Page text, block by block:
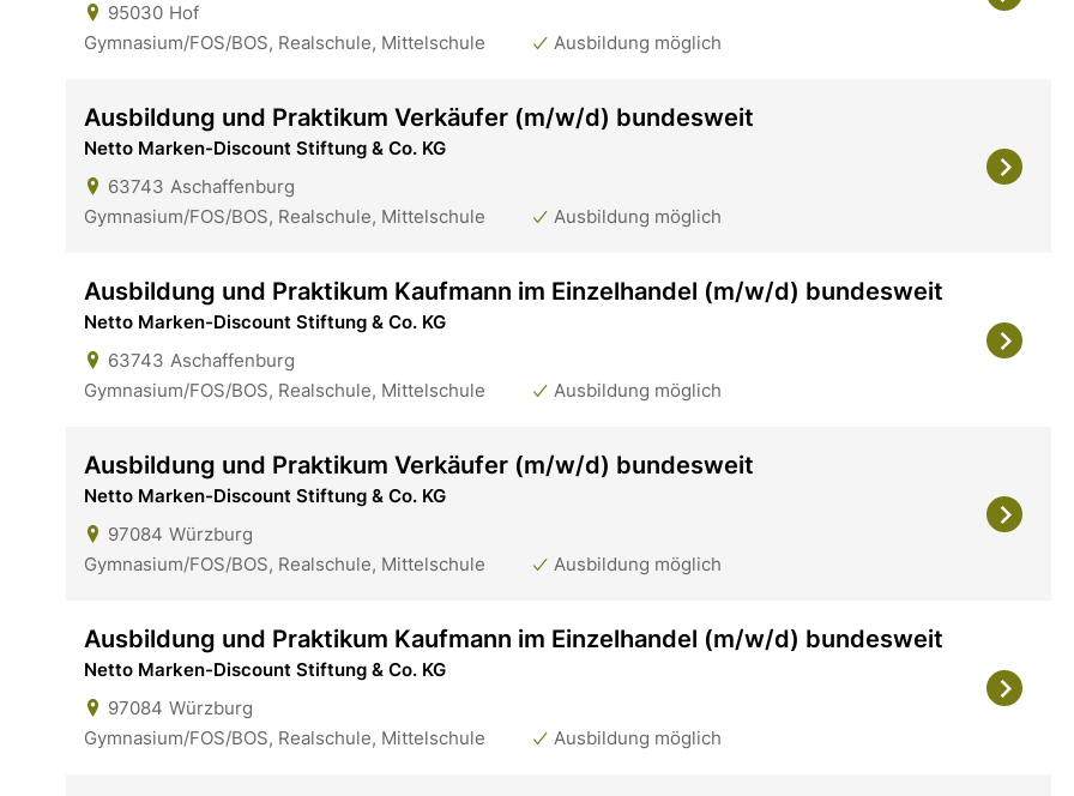
95030 Hof
Gymnasium/FOS/BOS, Realschule, Mittelschule
Ausbildung möglich
Ausbildung und Praktikum Verkäufer (m/w/d) bundesweit
Netto Marken-Discount Stiftung & Co. KG
63743 Aschaffenburg
Gymnasium/FOS/BOS, Realschule, Mittelschule
Ausbildung möglich
Ausbildung und Praktikum Kaufmann im Einzelhandel (m/w/d) bundesweit
Netto Marken-Discount Stiftung & Co. KG
63743 Aschaffenburg
Gymnasium/FOS/BOS, Realschule, Mittelschule
Ausbildung möglich
Ausbildung und Praktikum Verkäufer (m/w/d) bundesweit
Netto Marken-Discount Stiftung & Co. KG
97084 Würzburg
Gymnasium/FOS/BOS, Realschule, Mittelschule
Ausbildung möglich
Ausbildung und Praktikum Kaufmann im Einzelhandel (m/w/d) bundesweit
Netto Marken-Discount Stiftung & Co. KG
97084 Würzburg
Gymnasium/FOS/BOS, Realschule, Mittelschule
Ausbildung möglich